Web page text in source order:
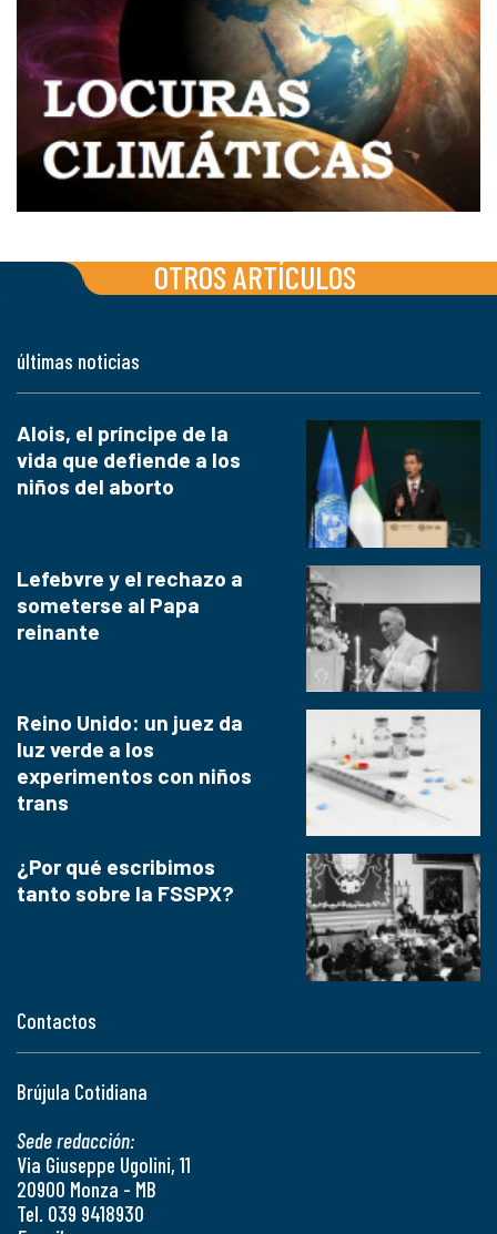
OTROS ARTÍCULOS
Contactos
Brújula Cotidiana
Sede redacción:
Via Giuseppe Ugolini, 11
20900 Monza - MB
Tel. 039 9418930
últimas noticias
Alois, el príncipe de la
vida que defiende a los
niños del aborto
Lefebvre y el rechazo a
someterse al Papa
reinante
Reino Unido: un juez da
luz verde a los
experimentos con niños
trans
¿Por qué escribimos
tanto sobre la FSSPX?